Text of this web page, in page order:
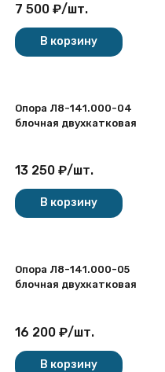
7 500 ₽/шт.
В корзину
Опора Л8-141.000-04
блочная двухкатковая
13 250 ₽/шт.
В корзину
Опора Л8-141.000-05
блочная двухкатковая
16 200 ₽/шт.
В корзину